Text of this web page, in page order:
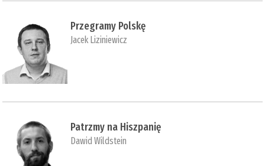
Przegramy Polskę
Jacek Liziniewicz
Patrzmy na Hiszpanię
Dawid Wildstein